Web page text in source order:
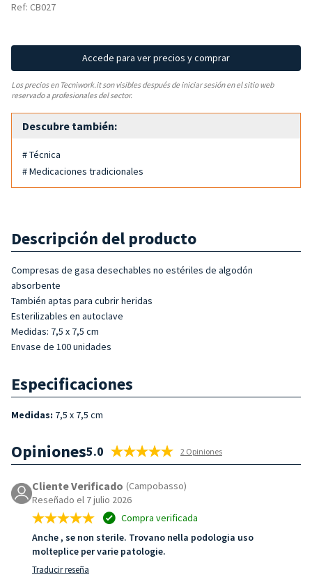
Ref: CB027
Accede para ver precios y comprar
Los precios en Tecniwork.it son visibles después de iniciar sesión en el sitio web
reservado a profesionales del sector.
Descubre también:
# Técnica
# Medicaciones tradicionales
Descripción del producto
Compresas de gasa desechables no estériles de algodón
absorbente
También aptas para cubrir heridas
Esterilizables en autoclave
Medidas: 7,5 x 7,5 cm
Envase de 100 unidades
Especificaciones
Medidas: 7,5 x 7,5 cm
Opiniones5.0 2 Opiniones
Cliente Verificado (Campobasso)
Reseñado el 7 julio 2026
Compra verificada
Anche , se non sterile. Trovano nella podologia uso
molteplice per varie patologie.
Traducir reseña